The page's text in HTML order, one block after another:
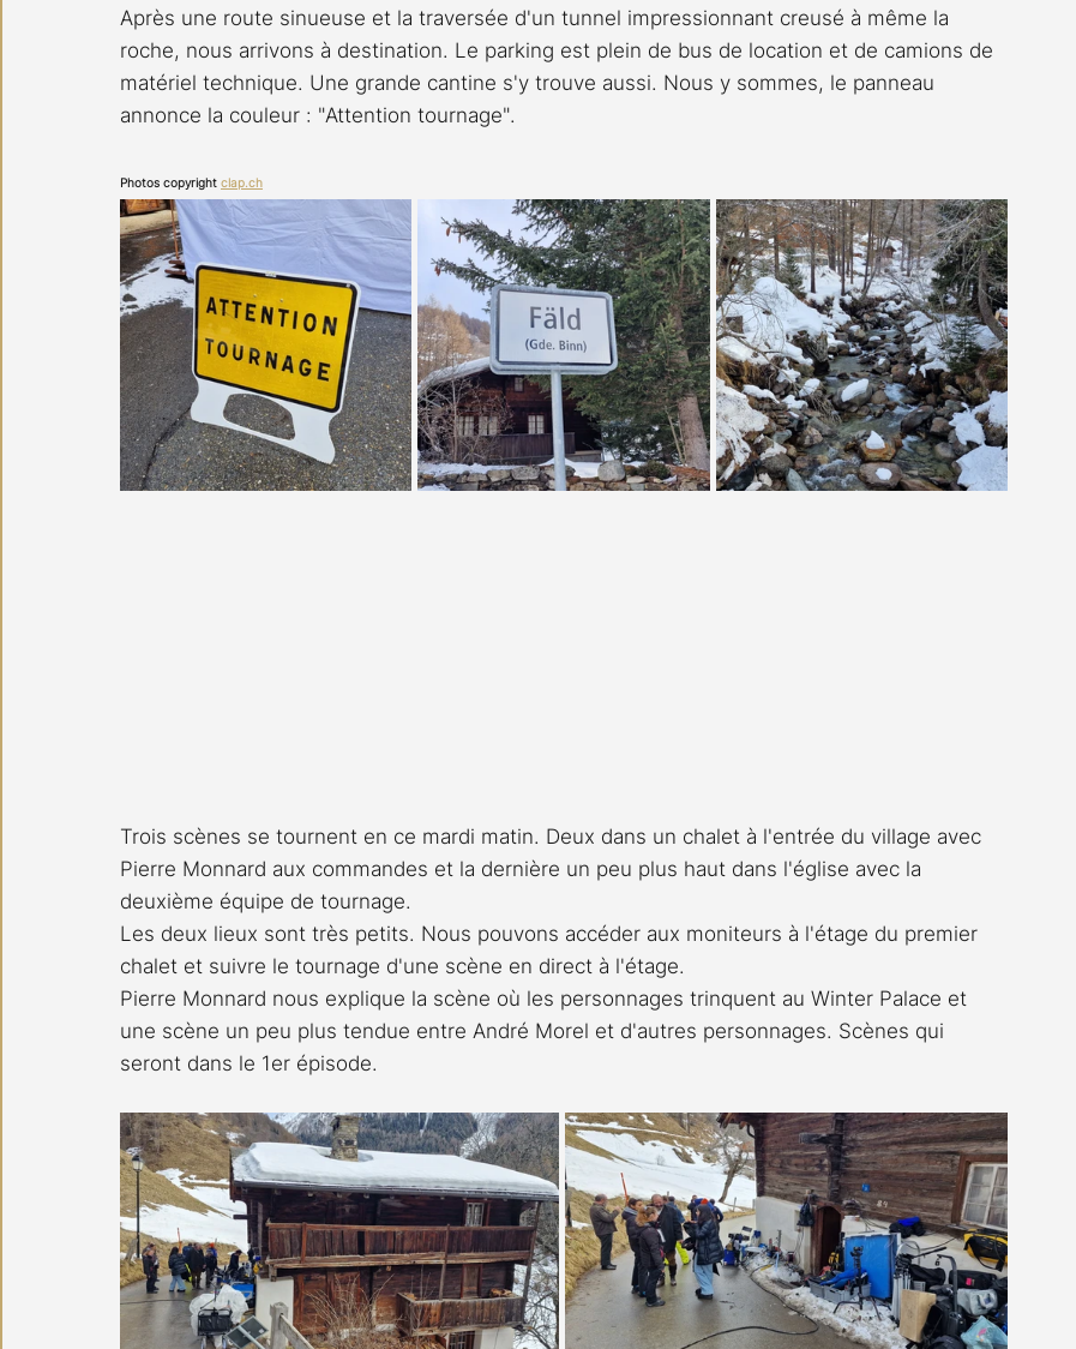
Après une route sinueuse et la traversée d'un tunnel impressionnant creusé à même la
roche, nous arrivons à destination. Le parking est plein de bus de location et de camions de
matériel technique. Une grande cantine s'y trouve aussi. Nous y sommes, le panneau
annonce la couleur : "Attention tournage".
Photos copyright clap.ch
Trois scènes se tournent en ce mardi matin. Deux dans un chalet à l'entrée du village avec
Pierre Monnard aux commandes et la dernière un peu plus haut dans l'église avec la
deuxième équipe de tournage.
Les deux lieux sont très petits. Nous pouvons accéder aux moniteurs à l'étage du premier
chalet et suivre le tournage d'une scène en direct à l'étage.
Pierre Monnard nous explique la scène où les personnages trinquent au Winter Palace et
une scène un peu plus tendue entre André Morel et d'autres personnages. Scènes qui
seront dans le 1er épisode.